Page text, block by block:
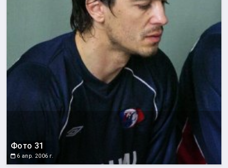
Фото 31
6 апр. 2006 г.